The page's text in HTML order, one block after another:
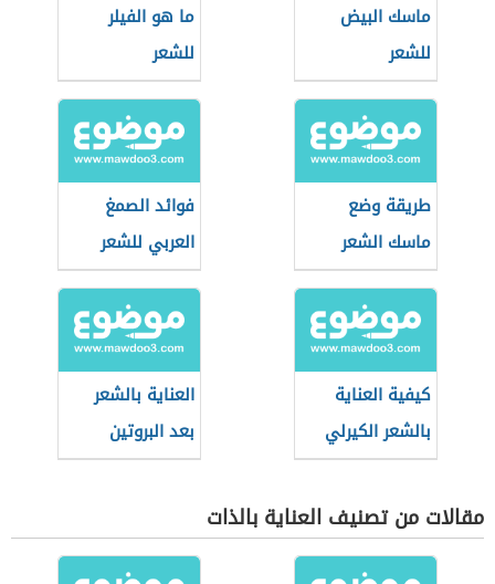
ماسك البيض
للشعر
ما هو الفيلر
للشعر
طريقة وضع
ماسك الشعر
فوائد الصمغ
العربي للشعر
كيفية العناية
بالشعر الكيرلي
العناية بالشعر
بعد البروتين
مقالات من تصنيف العناية بالذات